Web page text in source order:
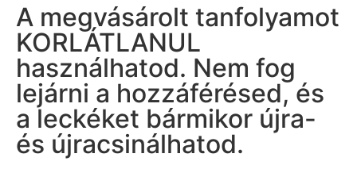
A megvásárolt tanfolyamot
KORLÁTLANUL
használhatod. Nem fog
lejárni a hozzáférésed, és
a leckéket bármikor újra-
és újracsinálhatod.